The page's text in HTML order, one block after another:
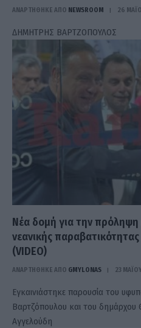
ΑΝΑΡΤΗΘΗΚΕ ΑΠΟ NEWSROOM 26
ΔΗΜΗΤΡΗΣ ΒΑΡΤΖΟΠΟΥΛΟΣ
Νέα δομή για την πρόληψη
νεανικής
(VIDEO)
ΑΝΑΡΤΗΘΗΚΕ ΑΠΟ GMYLONAS 23
Εγκαινιάστηκε παρουσία του
Βαρτζόπουλου και του δημάρχου
Αγγελούδη